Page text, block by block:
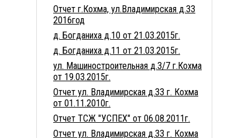
Отчет г.Кохма, ул.Владимирская д.33
2016год
д. Богданиха д.10 от 21.03.2015г.
д. Богданиха д.11 от 21.03.2015г.
ул. Машиностроительная д.3/7 г.Кохма
от 19.03.2015г.
Отчет ул. Владимирская д.33 г. Кохма
от 01.11.2010г.
Отчет ТСЖ "УСПЕХ" от 06.08.2011г.
Отчет ул. Владимирская д.33 г. Кохма